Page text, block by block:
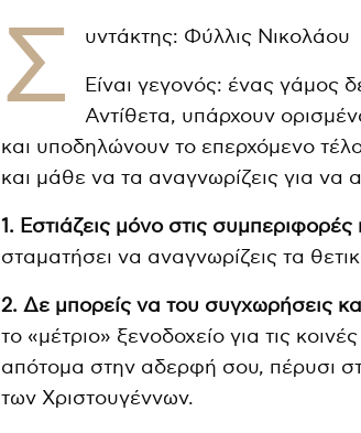
Σ υντάκτης: Φύλλις Νικολάου
Είναι γεγονός: ένας γάμος
Αντίθετα, υπάρχουν
και υποδηλώνουν το επερχόμενο
και μάθε να τα αναγνωρίζεις για να
1. Εστιάζεις μόνο στις
σταματήσει να αναγνωρίζεις τα
2. Δε μπορείς να του συγχωρήσεις
το «μέτριο» ξενοδοχείο για τις
απότομα στην αδερφή σου, πέρυσι
των Χριστουγέννων.